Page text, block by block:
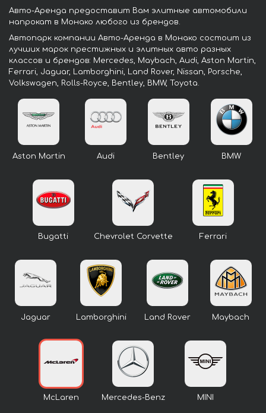
Авто-Аренда предоставит Вам элитные автомобили
напрокат в Монако любого из брендов.
Автопарк компании Авто-Аренда в Монако состоит из
лучших марок престижных и элитных авто разных
классов и брендов: Mercedes, Maybach, Audi, Aston Martin,
Ferrari, Jaguar, Lamborghini, Land Rover, Nissan, Porsche,
Volkswagen, Rolls-Royce, Bentley, BMW, Toyota.
Aston Martin Audi Bentley BMW
Bugatti Chevrolet Corvette Ferrari
Jaguar Lamborghini Land Rover Maybach
McLaren Mercedes-Benz MINI